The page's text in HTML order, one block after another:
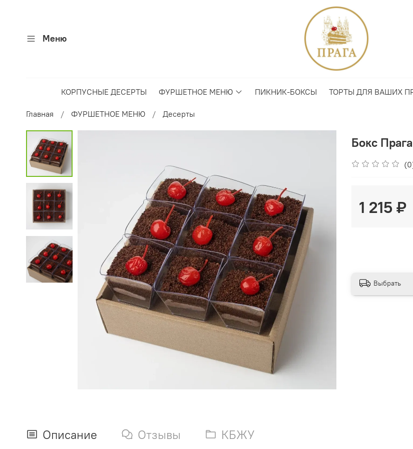
Меню
КОРПУСНЫЕ ДЕСЕРТЫ ФУРШЕТНОЕ МЕНЮ ПИКНИК-БОКСЫ ТОРТЫ ДЛЯ ВАШИХ
Главная ФУРШЕТНОЕ МЕНЮ Десерты
Бокс
1 215 ₽
Выбрать
Описание Отзывы КБЖУ